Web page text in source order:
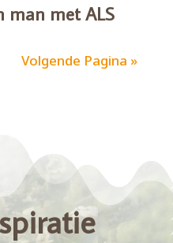
man met ALS
Volgende Pagina »